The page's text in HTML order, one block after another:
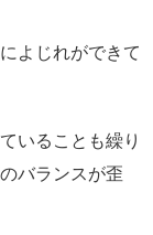
よじれができて
いることも繰り
バランスが歪